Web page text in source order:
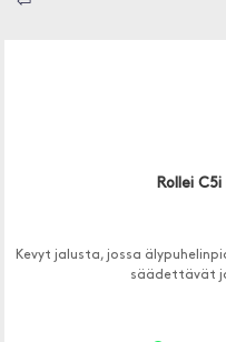
Rollei
Kevyt jalusta, jossa
säädettävät